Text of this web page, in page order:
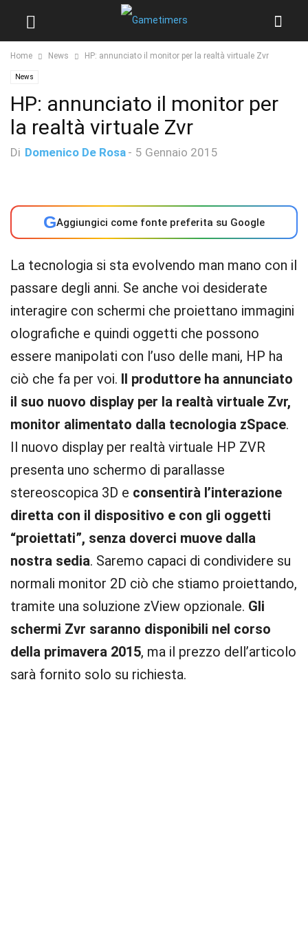
Home News HP: annunciato il monitor per la realtà virtuale Zvr
News
HP: annunciato il monitor per
la realtà virtuale Zvr
Di Domenico De Rosa - 5 Gennaio 2015
GAggiungici come fonte preferita su Google
La tecnologia si sta evolvendo man mano con il
passare degli anni. Se anche voi desiderate
interagire con schermi che proiettano immagini
olografiche e quindi oggetti che possono
essere manipolati con l’uso delle mani, HP ha
ciò che fa per voi. Il produttore ha annunciato
il suo nuovo display per la realtà virtuale Zvr,
monitor alimentato dalla tecnologia zSpace.
Il nuovo display per realtà virtuale HP ZVR
presenta uno schermo di parallasse
stereoscopica 3D e consentirà l’interazione
diretta con il dispositivo e con gli oggetti
“proiettati”, senza doverci muove dalla
nostra sedia. Saremo capaci di condividere su
normali monitor 2D ciò che stiamo proiettando,
tramite una soluzione zView opzionale. Gli
schermi Zvr saranno disponibili nel corso
della primavera 2015, ma il prezzo dell’articolo
sarà fornito solo su richiesta.